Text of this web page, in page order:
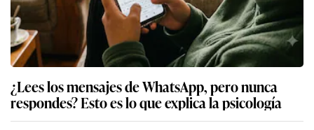
¿Lees los mensajes de WhatsApp, pero nunca
respondes? Esto es lo que explica la psicología